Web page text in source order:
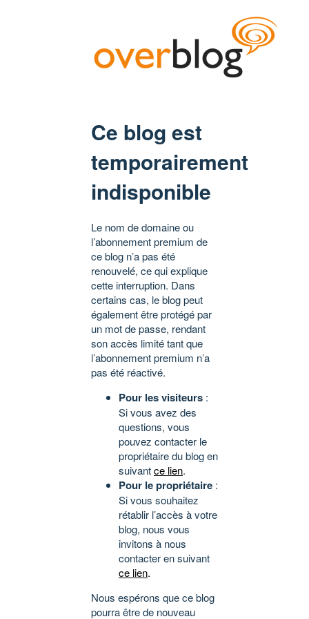
Ce blog est
temporairement
indisponible
Le nom de domaine ou
l’abonnement premium de
ce blog n’a pas été
renouvelé, ce qui explique
cette interruption. Dans
certains cas, le blog peut
également être protégé par
un mot de passe, rendant
son accès limité tant que
l’abonnement premium n’a
pas été réactivé.
Pour les visiteurs :
Si vous avez des
questions, vous
pouvez contacter le
propriétaire du blog en
suivantce lien.
Pour le propriétaire :
Si vous souhaitez
rétablir l’accès à votre
blog, nous vous
invitons à nous
contacter en suivant
ce lien.
Nous espérons que ce blog
pourra être de nouveau